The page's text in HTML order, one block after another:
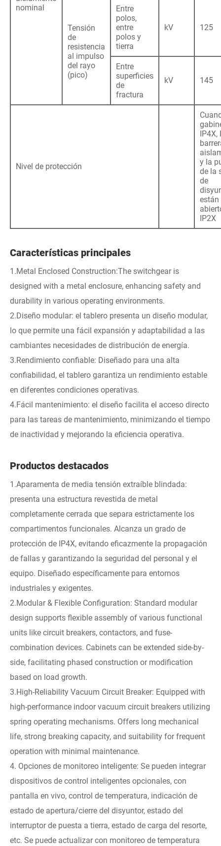
nominal
Tensión
de
resistencia
al impulso
del rayo
(pico)
Entre
polos,
entre
polos y
tierra
kV 125
Entre
superficies
de
fractura
kV 145
Nivel de protección
IP4X,
y la
de la
de
están
IP2X
Características principales
1.Metal Enclosed Construction:The switchgear is
designed with a metal enclosure, enhancing safety and
durability in various operating environments.
2.Diseño modular: el tablero presenta un diseño modular,
lo que permite una fácil expansión y adaptabilidad a las
cambiantes necesidades de distribución de energía.
3.Rendimiento confiable: Diseñado para una alta
confiabilidad, el tablero garantiza un rendimiento estable
en diferentes condiciones operativas.
4.Fácil mantenimiento: el diseño facilita el acceso directo
para las tareas de mantenimiento, minimizando el tiempo
de inactividad y mejorando la eficiencia operativa.
Productos destacados
1.Aparamenta de media tensión extraíble blindada:
presenta una estructura revestida de metal
completamente cerrada que separa estrictamente los
compartimentos funcionales. Alcanza un grado de
protección de IP4X, evitando eficazmente la propagación
de fallas y garantizando la seguridad del personal y el
equipo. Diseñado específicamente para entornos
industriales y exigentes.
2.Modular & Flexible Configuration: Standard modular
design supports flexible assembly of various functional
units like circuit breakers, contactors, and fuse-
combination devices. Cabinets can be extended side-by-
side, facilitating phased construction or modification
based on load growth.
3.High-Reliability Vacuum Circuit Breaker: Equipped with
high-performance indoor vacuum circuit breakers utilizing
spring operating mechanisms. Offers long mechanical
life, strong breaking capacity, and suitability for frequent
operation with minimal maintenance.
4. Opciones de monitoreo inteligente: Se pueden integrar
dispositivos de control inteligentes opcionales, con
pantalla en vivo, control de temperatura, indicación de
estado de apertura/cierre del disyuntor, estado del
interruptor de puesta a tierra, estado de carga del resorte,
etc. Se puede actualizar con monitoreo de temperatura